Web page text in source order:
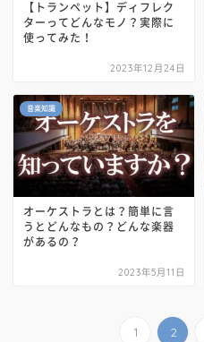
【トランペット】ディフレク
ターってどんなモノ？実際に
使ってみた！
2023年12月24日
音楽知識
オーケストラとは？簡単に言
うとどんなもの？どんな楽器
があるの？
2023年5月11日
1 2